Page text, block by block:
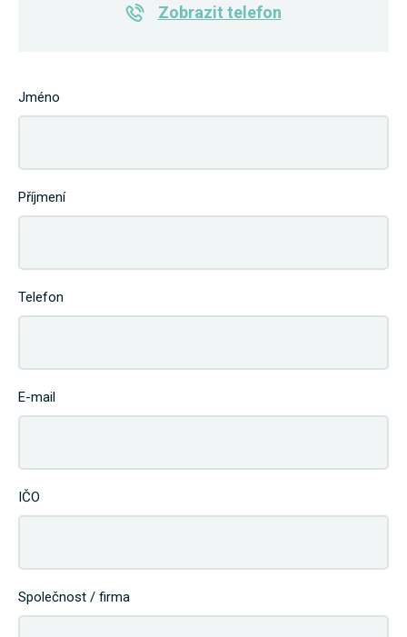
Zobrazit telefon
Jméno
Příjmení
Telefon
E-mail
IČO
Společnost / firma